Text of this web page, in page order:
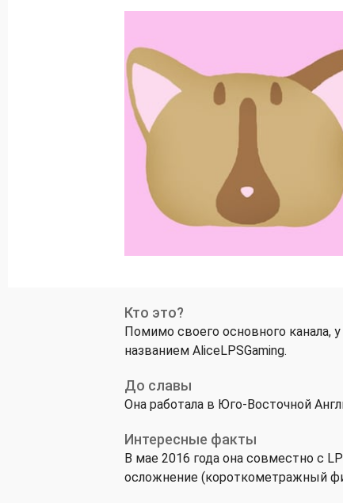
Кто это?
Помимо своего основного канала,
названием AliceLPSGaming.
До славы
Она работала в Юго-Восточной
Интересные факты
В мае 2016 года она совместно с
осложнение (короткометражный